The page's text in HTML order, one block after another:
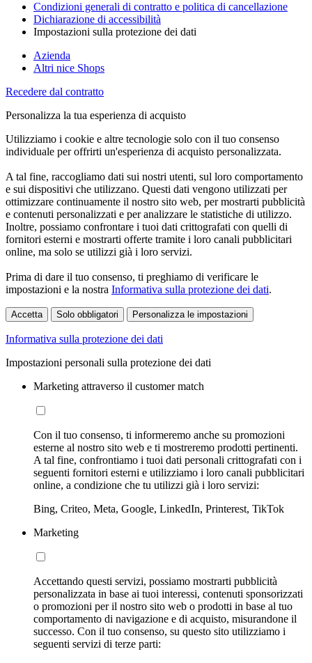
Condizioni generali di contratto e politica di cancellazione
Dichiarazione di accessibilità
Impostazioni sulla protezione dei dati
Azienda
Altri nice Shops
Recedere dal contratto
Personalizza la tua esperienza di acquisto
Utilizziamo i cookie e altre tecnologie solo con il tuo consenso
individuale per offrirti un'esperienza di acquisto personalizzata.
A tal fine, raccogliamo dati sui nostri utenti, sul loro comportamento
e sui dispositivi che utilizzano. Questi dati vengono utilizzati per
ottimizzare continuamente il nostro sito web, per mostrarti pubblicità
e contenuti personalizzati e per analizzare le statistiche di utilizzo.
Inoltre, possiamo confrontare i tuoi dati crittografati con quelli di
fornitori esterni e mostrarti offerte tramite i loro canali pubblicitari
online, ma solo se utilizzi già i loro servizi.
Prima di dare il tuo consenso, ti preghiamo di verificare le
impostazioni e la nostra Informativa sulla protezione dei dati.
Accetta Solo obbligatori Personalizza le impostazioni
Informativa sulla protezione dei dati
Impostazioni personali sulla protezione dei dati
Marketing attraverso il customer match
Con il tuo consenso, ti informeremo anche su promozioni
esterne al nostro sito web e ti mostreremo prodotti pertinenti.
A tal fine, confrontiamo i tuoi dati personali crittografati con i
seguenti fornitori esterni e utilizziamo i loro canali pubblicitari
online, a condizione che tu utilizzi già i loro servizi:
Bing, Criteo, Meta, Google, LinkedIn, Printerest, TikTok
Marketing
Accettando questi servizi, possiamo mostrarti pubblicità
personalizzata in base ai tuoi interessi, contenuti sponsorizzati
o promozioni per il nostro sito web o prodotti in base al tuo
comportamento di navigazione e di acquisto, misurandone il
successo. Con il tuo consenso, su questo sito utilizziamo i
seguenti servizi di terze parti: